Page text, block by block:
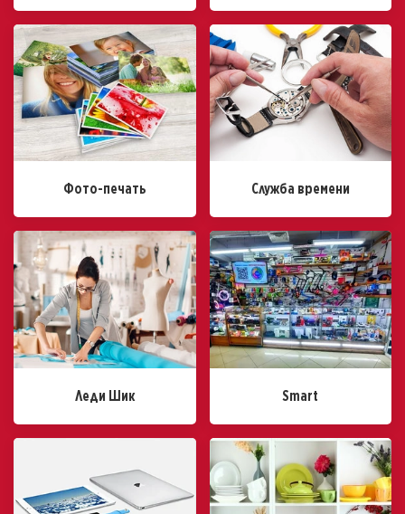
Фото-печать Служба времени
Леди Шик Smart